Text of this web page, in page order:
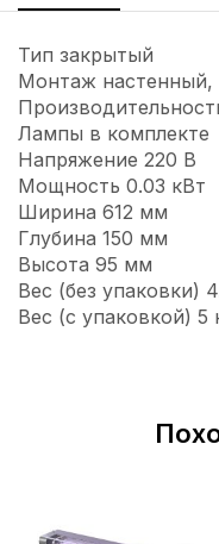
Тип закрытый
Монтаж настенный,
Лампы в комплекте
Напряжение 220 В
Мощность 0.03 кВт
Ширина 612 мм
Глубина 150 мм
Высота 95 мм
Вес (без упаковки)
Вес (с упаковкой) 5